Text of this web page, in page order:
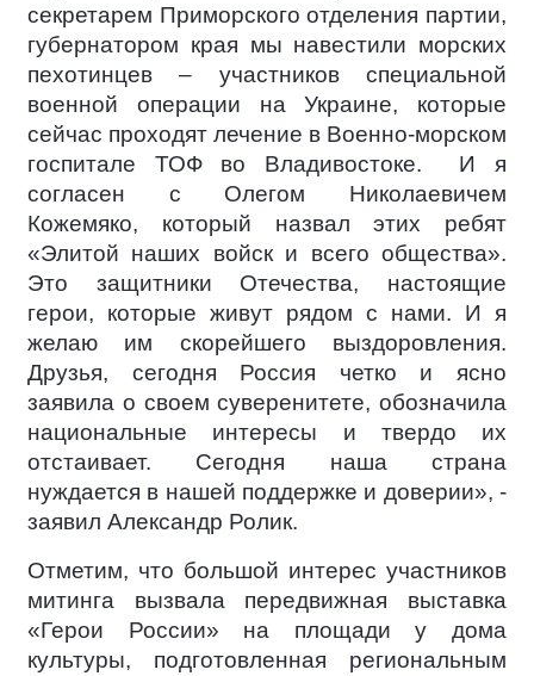
секретарем Приморского отделения партии,
губернатором края мы навестили морских
пехотинцев – участников специальной
военной операции на Украине, которые
сейчас проходят лечение в Военно-морском
госпитале ТОФ во Владивостоке.
И я
согласен с Олегом Николаевичем
Кожемяко, который назвал этих ребят
«Элитой наших войск и всего общества».
Это защитники Отечества, настоящие
герои, которые живут рядом с нами. И я
желаю им скорейшего выздоровления.
Друзья, сегодня Россия четко и ясно
заявила о своем суверенитете, обозначила
национальные интересы и твердо их
отстаивает. Сегодня наша страна
нуждается в нашей поддержке и доверии», -
заявил Александр Ролик.
Отметим, что большой интерес участников
митинга вызвала передвижная выставка
«Герои России» на площади у дома
культуры, подготовленная региональным